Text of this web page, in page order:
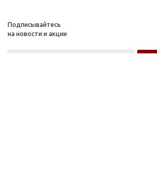
Подписывайтесь
на новости и акции